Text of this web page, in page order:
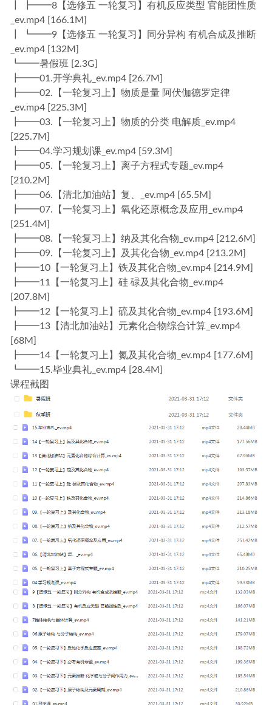
┃ ┣━━8【选修五 一轮复习】有机反应类型 官能团性质
_ev.mp4 [166.1M]
┃ ┗━━9【选修五 一轮复习】同分异构 有机合成及推断
_ev.mp4 [132M]
┗━━暑假班 [2.3G]
┣━━01.开学典礼_ev.mp4 [26.7M]
┣━━02.【一轮复习上】物质是量 阿伏伽德罗定律
_ev.mp4 [225.3M]
┣━━03.【一轮复习上】物质的分类 电解质_ev.mp4
[225.7M]
┣━━04.学习规划课_ev.mp4 [59.3M]
┣━━05.【一轮复习上】离子方程式专题_ev.mp4
[210.2M]
┣━━06.【清北加油站】复、_ev.mp4 [65.5M]
┣━━07.【一轮复习上】氧化还原概念及应用_ev.mp4
[251.4M]
┣━━08.【一轮复习上】纳及其化合物_ev.mp4 [212.6M]
┣━━09.【一轮复习上】及其化合物_ev.mp4 [213.2M]
┣━━10【一轮复习上】铁及其化合物_ev.mp4 [214.9M]
┣━━11【一轮复习上】硅 碌及其化合物_ev.mp4
[207.8M]
┣━━12【一轮复习上】硫及其化合物_ev.mp4 [193.6M]
┣━━13【清北加油站】元素化合物综合计算_ev.mp4
[68M]
┣━━14【一轮复习上】氮及其化合物_ev.mp4 [177.6M]
┗━━15.毕业典礼_ev.mp4 [28.4M]
课程截图